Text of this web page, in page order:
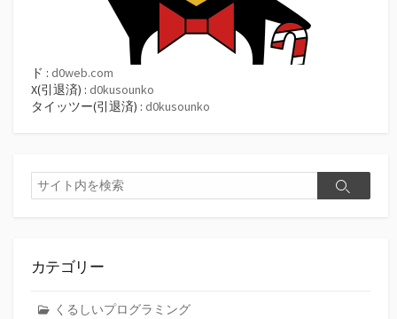
ド : d0web.com
X(引退済) : d0kusounko
タイッツー(引退済) : d0kusounko
検
索
検
カテゴリー
くるしいプログラミング